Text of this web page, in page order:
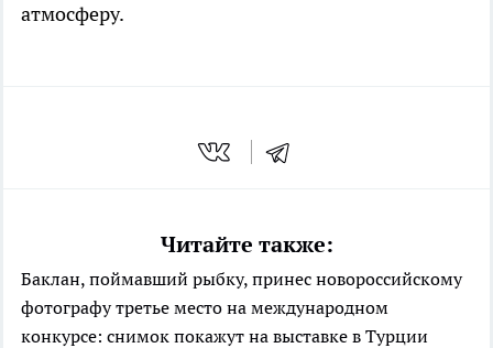
атмосферу.
Читайте также:
Баклан, поймавший рыбку, принес новороссийскому
фотографу третье место на международном
конкурсе: снимок покажут на выставке в Турции